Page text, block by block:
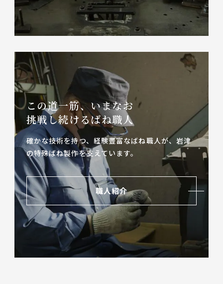
この道一筋、いまなお
挑戦し続けるばね職人
確かな技術を持つ、経験豊富なばね職人が、岩津
の特殊ばね製作を支えています。
職人紹介